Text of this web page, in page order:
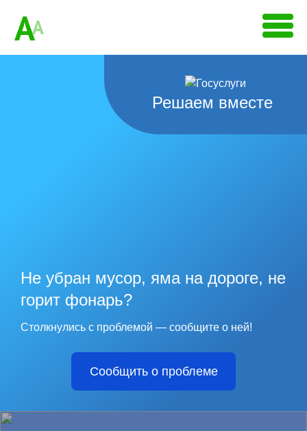
AA
Решаем вместе
Не убран мусор, яма на дороге, не
горит фонарь?
Столкнулись с проблемой — сообщите о ней!
Сообщить о проблеме